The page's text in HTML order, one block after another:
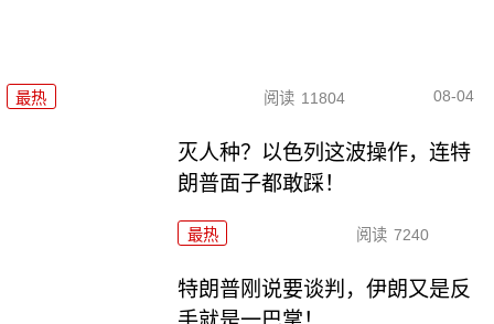
最热 阅读 11804 08-04
灭人种？以色列这波操作，连特
朗普面子都敢踩！
最热 阅读 7240
特朗普刚说要谈判，伊朗又是反